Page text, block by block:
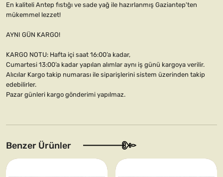
En kaliteli Antep fıstığı ve sade yağ ile hazırlanmış Gaziantep'ten
mükemmel lezzet!
AYNI GÜN KARGO!
KARGO NOTU: Hafta içi saat 16:00’a kadar,
Cumartesi 13:00’a kadar yapılan alımlar aynı iş günü kargoya verilir.
Alıcılar Kargo takip numarası ile siparişlerini sistem üzerinden takip
edebilirler.
Pazar günleri kargo gönderimi yapılmaz.
Benzer Ürünler